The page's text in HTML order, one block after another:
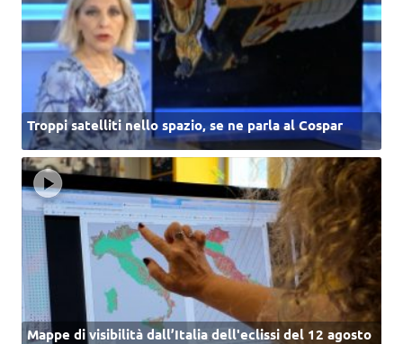
Troppi satelliti nello spazio, se ne parla al Cospar
Mappe di visibilità dall’Italia dell'eclissi del 12 agosto